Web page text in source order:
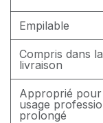
Empilable
Compris dans la
livraison
Approprié
usage
prolongé